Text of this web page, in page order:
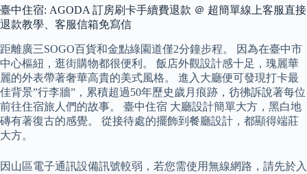
臺中住宿: AGODA 訂房刷卡手續費退款 ＠ 超簡單線上客服直接
退款教學、客服信箱免寫信
距離廣三SOGO百貨和金點綠園道僅2分鐘步程。 因為在臺中市
中心樞紐，逛街購物都很便利。 飯店外觀設計感十足，瑰麗華
麗的外表帶著奢華高貴的美式風格。 進入大廳便可發現打卡最
佳背景”行李牆”，累積超過50年歷史歲月痕跡，彷彿訴說著每位
前往住宿旅人們的故事。 臺中住宿 大廳設計簡單大方，黑白地
磚有著復古的感覺。 從接待處的擺飾到餐廳設計，都顯得端莊
大方。
因山區電子通訊設備訊號較弱，若您需使用無線網路，請先於入